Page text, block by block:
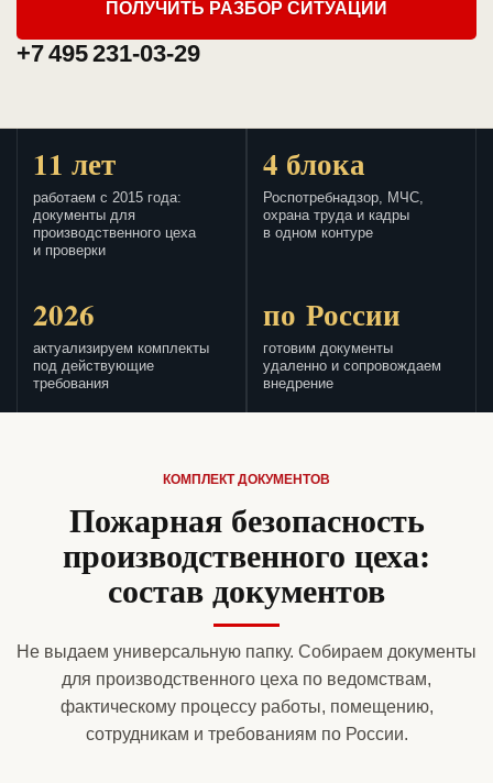
ПОЛУЧИТЬ РАЗБОР СИТУАЦИИ
+7 495 231-03-29
11 лет
работаем с 2015 года:
документы для
производственного цеха
и проверки
4 блока
Роспотребнадзор, МЧС,
охрана труда и кадры
в одном контуре
2026
актуализируем комплекты
под действующие
требования
по России
готовим документы
удаленно и сопровождаем
внедрение
КОМПЛЕКТ ДОКУМЕНТОВ
Пожарная безопасность
производственного цеха:
состав документов
Не выдаем универсальную папку. Собираем документы
для производственного цеха по ведомствам,
фактическому процессу работы, помещению,
сотрудникам и требованиям по России.